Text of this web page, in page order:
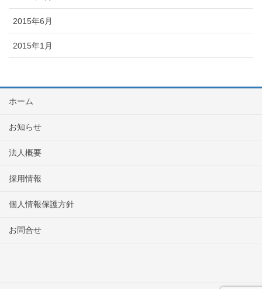
2015年6月
2015年1月
ホーム
お知らせ
法人概要
採用情報
個人情報保護方針
お問合せ